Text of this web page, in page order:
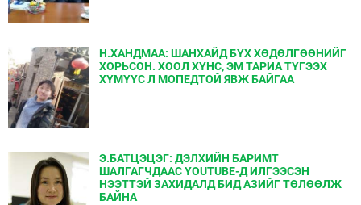
Н.ХАНДМАА: ШАНХАЙД БҮХ ХӨДӨЛГӨӨНИЙГ
ХОРЬСОН. ХООЛ ХҮНС, ЭМ ТАРИА ТҮГЭЭХ
ХҮМҮҮС Л МОПЕДТОЙ ЯВЖ БАЙГАА
Э.БАТЦЭЦЭГ: ДЭЛХИЙН БАРИМТ
ШАЛГАГЧДААС YOUTUBE-Д ИЛГЭЭСЭН
НЭЭТТЭЙ ЗАХИДАЛД БИД АЗИЙГ ТӨЛӨӨЛЖ
БАЙНА